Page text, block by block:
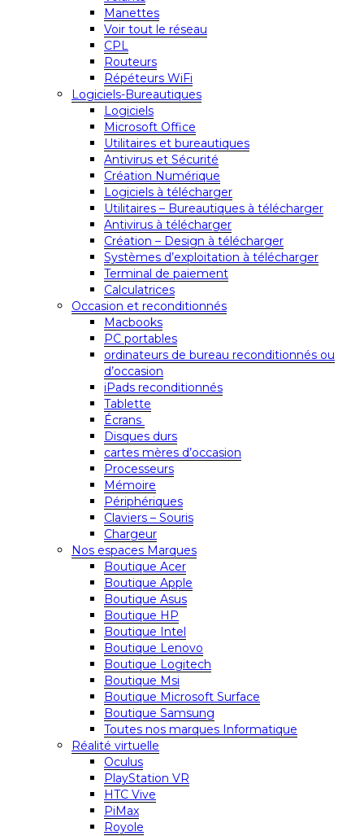
Manettes
Voir tout le réseau
CPL
Routeurs
Répéteurs WiFi
Logiciels-Bureautiques
Logiciels
Microsoft Office
Utilitaires et bureautiques
Antivirus et Sécurité
Création Numérique
Logiciels à télécharger
Utilitaires – Bureautiques à télécharger
Antivirus à télécharger
Création – Design à télécharger
Systèmes d’exploitation à télécharger
Terminal de paiement
Calculatrices
Occasion et reconditionnés
Macbooks
PC portables
ordinateurs de bureau reconditionnés ou
d’occasion
iPads reconditionnés
Tablette
Écrans
Disques durs
cartes mères d’occasion
Processeurs
Mémoire
Périphériques
Claviers – Souris
Chargeur
Nos espaces Marques
Boutique Acer
Boutique Apple
Boutique Asus
Boutique HP
Boutique Intel
Boutique Lenovo
Boutique Logitech
Boutique Msi
Boutique Microsoft Surface
Boutique Samsung
Toutes nos marques Informatique
Réalité virtuelle
Oculus
PlayStation VR
HTC Vive
PiMax
Royole